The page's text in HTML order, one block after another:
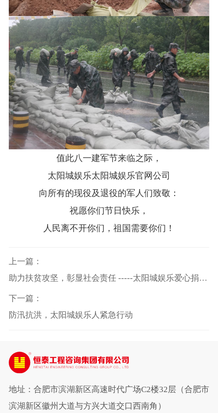
值此八一建军节来临之际，
太阳城娱乐太阳城娱乐官网公司
向所有的现役及退役的军人们致敬：
祝愿你们节日快乐，
人民离不开你们，祖国需要你们！
上一篇：
助力扶贫攻坚，彰显社会责任 -----太阳城娱乐爱心捐赠
新疆皮山县
下一篇：
防汛抗洪，太阳城娱乐人紧急行动
地址：合肥市滨湖新区高速时代广场C2楼32层（合肥市
滨湖新区徽州大道与方兴大道交口西南角）